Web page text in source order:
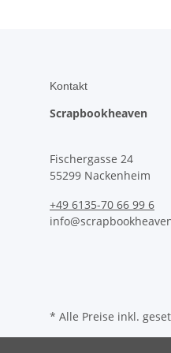
Kontakt
Scrapbookheaven
Fischergasse 24
55299 Nackenheim
+49 6135-70 66 99 6
* Alle Preise inkl.